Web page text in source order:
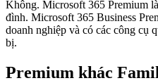
Không. Microsoft 365 Premium
đình. Microsoft 365 Business
doanh nghiệp và có các công cụ
bị.
Premium khác